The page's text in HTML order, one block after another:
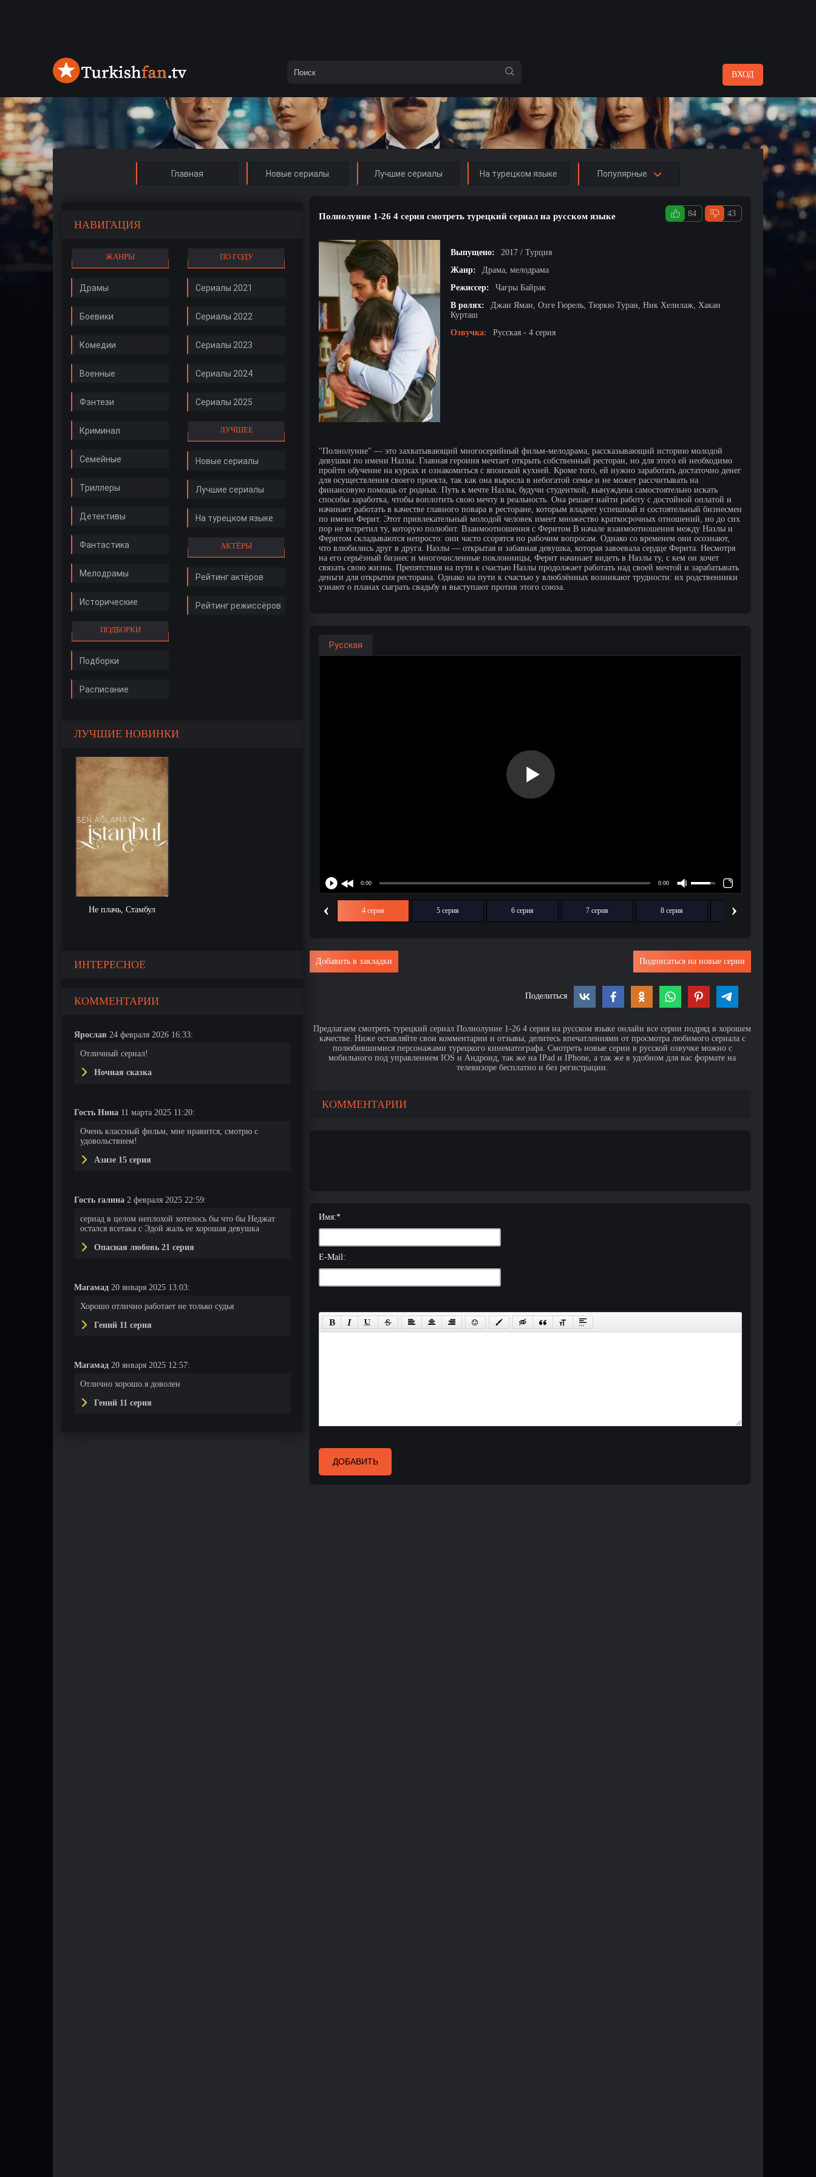
ВХОД
Главная Новые сериалы Лучшие сериалы На турецком языке Популярные
НАВИГАЦИЯ
ЖАНРЫ
Драмы
Боевики
Комедии
Военные
Фэнтези
Криминал
Семейные
Триллеры
Детективы
Фантастика
Мелодрамы
Исторические
ПОДБОРКИ
Подборки
Расписание
ПО ГОДУ
Сериалы 2021
Сериалы 2022
Сериалы 2023
Сериалы 2024
Сериалы 2025
ЛУЧШЕЕ
Новые сериалы
Лучшие сериалы
На турецком языке
АКТЁРЫ
Рейтинг актёров
Рейтинг режиссёров
ЛУЧШИЕ НОВИНКИ
Не плачь, Стамбул
ИНТЕРЕСНОЕ
КОММЕНТАРИИ
Ярослав 24 февраля 2026 16:33:
Отличный сериал!
Ночная сказка
Гость Нина 11 марта 2025 11:20:
Очень классный фильм, мне нравится, смотрю с
удовольствием!
Азизе 15 серия
Гость галина 2 февраля 2025 22:59:
сериад в целом неплохой хотелось бы что бы Неджат
остался всетака с Эдой жаль ее хорошая девушка
Опасная любовь 21 серия
Магамад 20 января 2025 13:03:
Хорошо отлично работает не только судья
Гений 11 серия
Магамад 20 января 2025 12:57:
Отлично хорошо.я доволен
Гений 11 серия
Полнолуние 1-26 4 серия смотреть турецкий сериал на русском языке 84 43
Выпущено:
2017 / Турция
Жанр:
Драма, мелодрама
Режиссер:
Чагры Байрак
В ролях:
Джан Яман, Озге Гюрель, Тюркю Туран, Ник Хелилаж, Хакан
Курташ
Озвучка:
Русская - 4 серия
"Полнолуние" — это захватывающий многосерийный фильм-мелодрама, рассказывающий историю молодой
девушки по имени Назлы. Главная героиня мечтает открыть собственный ресторан, но для этого ей необходимо
пройти обучение на курсах и ознакомиться с японской кухней. Кроме того, ей нужно заработать достаточно денег
для осуществления своего проекта, так как она выросла в небогатой семье и не может рассчитывать на
финансовую помощь от родных. Путь к мечте Назлы, будучи студенткой, вынуждена самостоятельно искать
способы заработка, чтобы воплотить свою мечту в реальность. Она решает найти работу с достойной оплатой и
начинает работать в качестве главного повара в ресторане, которым владеет успешный и состоятельный бизнесмен
по имени Ферит. Этот привлекательный молодой человек имеет множество краткосрочных отношений, но до сих
пор не встретил ту, которую полюбит. Взаимоотношения с Феритом В начале взаимоотношения между Назлы и
Феритом складываются непросто: они часто ссорятся по рабочим вопросам. Однако со временем они осознают,
что влюбились друг в друга. Назлы — открытая и забавная девушка, которая завоевала сердце Ферита. Несмотря
на его серьёзный бизнес и многочисленные поклонницы, Ферит начинает видеть в Назлы ту, с кем он хочет
связать свою жизнь. Препятствия на пути к счастью Назлы продолжает работать над своей мечтой и зарабатывать
деньги для открытия ресторана. Однако на пути к счастью у влюблённых возникают трудности: их родственники
узнают о планах сыграть свадьбу и выступают против этого союза.
Русская
‹
1 серия 4 серия 5 серия 6 серия 7 серия 8 серия 9 серия
›
Подписаться на новые серии
Добавить в закладки
Поделиться
Предлагаем смотреть турецкий сериал Полнолуние 1-26 4 серия на русском языке онлайн все серии подряд в хорошем
качестве. Ниже оставляйте свои комментарии и отзывы, делитесь впечатлениями от просмотра любимого сериала с
полюбившимися персонажами турецкого кинематографа. Смотреть новые серии в русской озвучке можно с
мобильного под управлением IOS и Андроид, так же на IPad и IPhone, а так же в удобном для вас формате на
телевизоре бесплатно и без регистрации.
КОММЕНТАРИИ
Имя:*
E-Mail:
ДОБАВИТЬ